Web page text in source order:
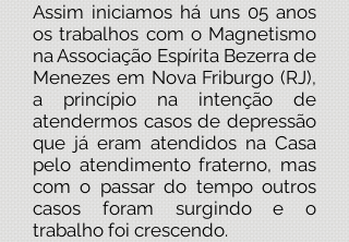
Assim iniciamos há uns 05 anos
os trabalhos com o Magnetismo
na Associação Espírita Bezerra de
Menezes em Nova Friburgo (RJ),
a princípio na intenção de
atendermos casos de depressão
que já eram atendidos na Casa
pelo atendimento fraterno, mas
com o passar do tempo outros
casos foram surgindo e o
trabalho foi crescendo.